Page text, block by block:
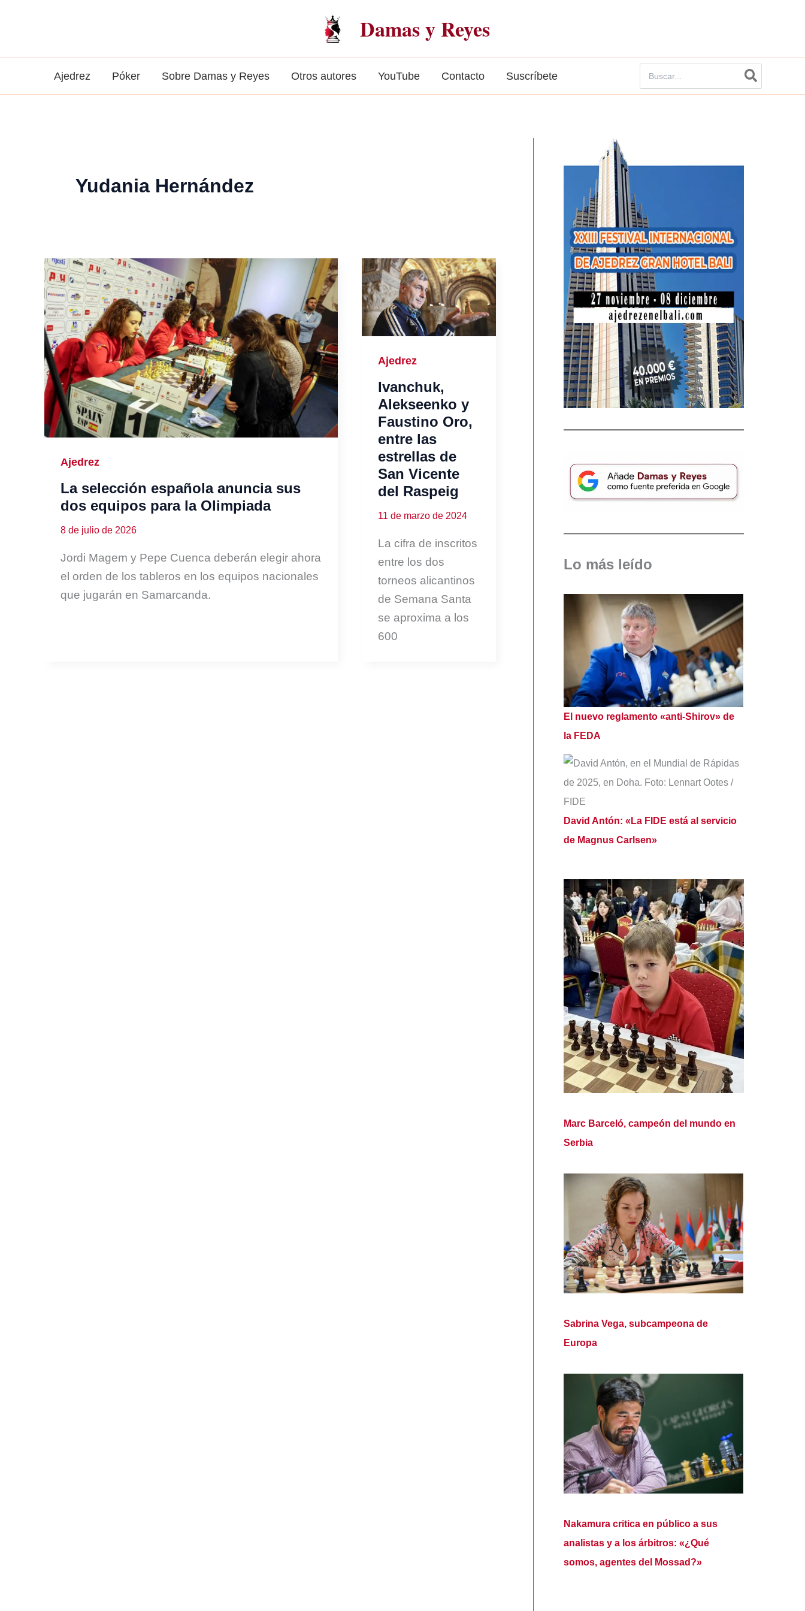
Damas y Reyes
Ajedrez Póker Sobre Damas y Reyes Otros autores YouTube Contacto Suscríbete
por:
Yudania Hernández
Ajedrez
La selección española anuncia sus
dos equipos para la Olimpiada
8 de julio de 2026
Jordi Magem y Pepe Cuenca deberán elegir ahora
el orden de los tableros en los equipos nacionales
que jugarán en Samarcanda.
Ajedrez
Ivanchuk,
Alekseenko y
Faustino Oro,
entre las
estrellas de
San Vicente
del Raspeig
11 de marzo de 2024
La cifra de inscritos
entre los dos
torneos alicantinos
de Semana Santa
se aproxima a los
600
Lo más leído
El nuevo reglamento «anti-Shirov» de
la FEDA
David Antón: «La FIDE está al servicio
de Magnus Carlsen»
Marc Barceló, campeón del mundo en
Serbia
Sabrina Vega, subcampeona de
Europa
Nakamura critica en público a sus
analistas y a los árbitros: «¿Qué
somos, agentes del Mossad?»